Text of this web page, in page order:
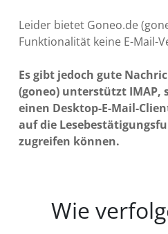
Leider bietet Goneo.de
Funktionalität keine E-Mail-
Es gibt jedoch gute
(goneo) unterstützt IMAP,
einen Desktop-E-Mail-
auf die
zugreifen können.
Wie